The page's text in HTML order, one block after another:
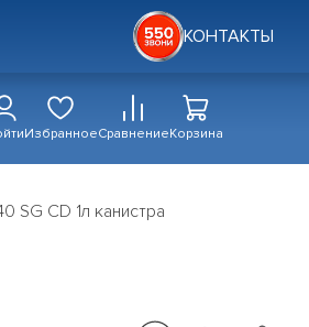
КОНТАКТЫ
ИзбранноеСравнениеКорзина
SG CD 1л канистра